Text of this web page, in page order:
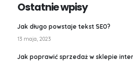
Ostatnie wpisy
Jak długo powstaje tekst SEO?
13 maja, 2023
Jak poprawić sprzedaż w sklepie